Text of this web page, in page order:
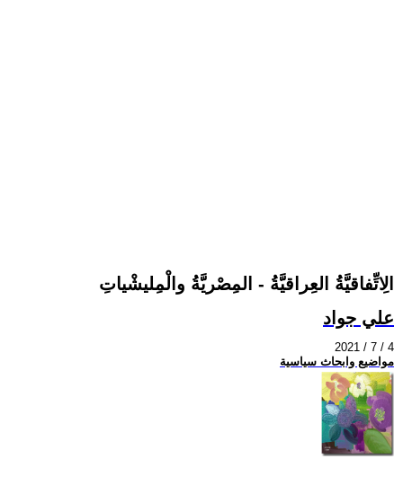
الِاتِّفاقيَّةُ العِراقيَّةُ - المِصْريَّةُ والْمِليشْياتِ
علي جواد
2021 / 7 / 4
مواضيع وابحاث سياسية